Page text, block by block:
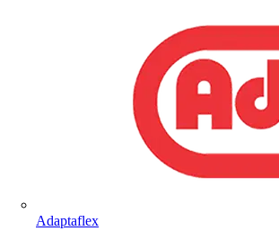
Adaptaflex